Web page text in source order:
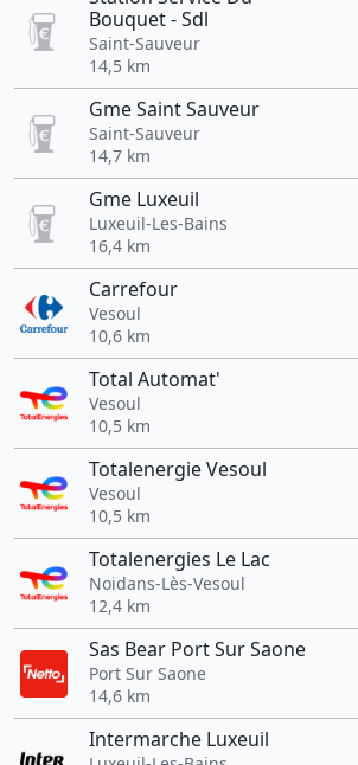
Bouquet - Sdl
Saint-Sauveur
14,5 km
Gme Saint Sauveur
Saint-Sauveur
14,7 km
Gme Luxeuil
Luxeuil-Les-Bains
16,4 km
Carrefour
Vesoul
10,6 km
Total Automat'
Vesoul
10,5 km
Totalenergie Vesoul
Vesoul
10,5 km
Totalenergies Le Lac
Noidans-Lès-Vesoul
12,4 km
Sas Bear Port Sur Saone
Port Sur Saone
14,6 km
Intermarche Luxeuil